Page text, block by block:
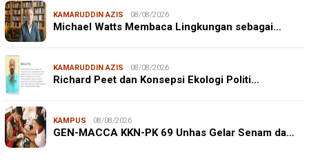
KAMARUDDIN AZIS 08/08/2026
Michael Watts Membaca Lingkungan sebagai…
KAMARUDDIN AZIS 08/08/2026
Richard Peet dan Konsepsi Ekologi Politi…
KAMPUS 08/08/2026
GEN-MACCA KKN-PK 69 Unhas Gelar Senam da…